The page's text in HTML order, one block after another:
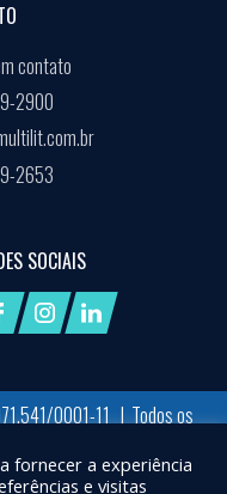
contato
2900
2653
SOCIAIS
0001-11 | Todos os
Space
fornecer a experiência
e visitas